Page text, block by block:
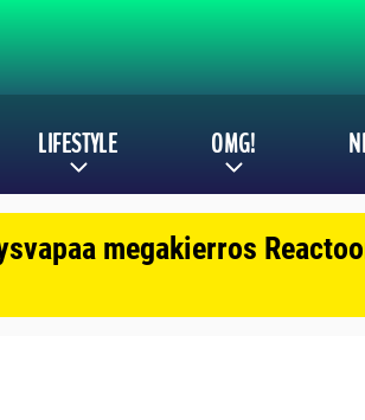
LIFESTYLE OMG!
megakierros